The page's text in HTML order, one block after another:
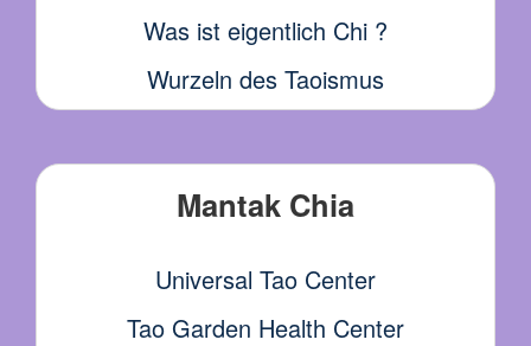
Was ist eigentlich Chi ?
Wurzeln des Taoismus
Mantak Chia
Universal Tao Center
Tao Garden Health Center